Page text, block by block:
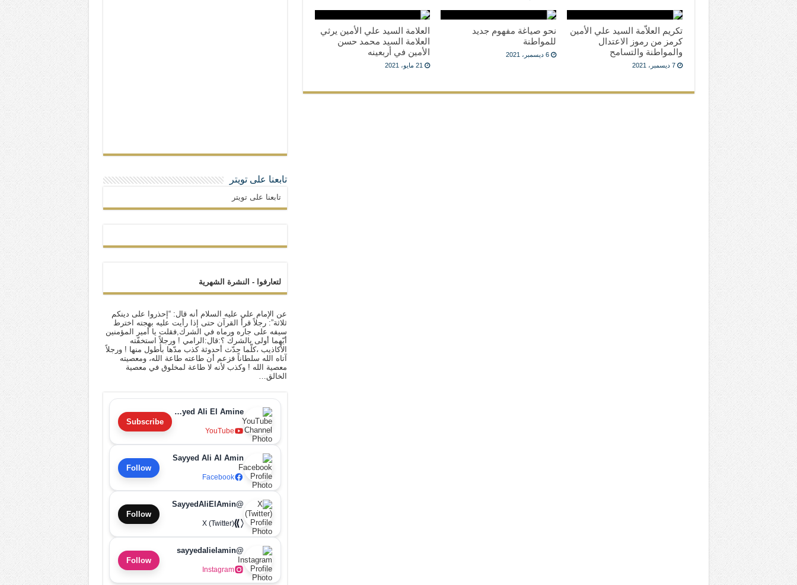
تكريم العلاّمة السيد علي الأمين
كرمز من رموز الاعتدال
والمواطنة والتسامح
7 ديسمبر، 2021
نحو صياغة مفهوم جديد
للمواطنة
6 ديسمبر، 2021
العلامة السيد علي الأمين يرثي
العلامة السيد محمد حسن
الأمين في أربعينه
21 مايو، 2021
تابعنا على تويتر
تابعنا على تويتر
لتعارفوا - النشرة الشهرية
عن الإمام علي عليه السلام أنه قال: “إحذروا على دينكم
ثلاثة”: رجلاً قرأ القرآن حتى إذا رأيت عليه بهجته اخترط
سيفه على جاره ورماه في الشرك,فقلت يا أمير المؤمنين
أيّهما أولى بالشرك ؟:قال:الرامي ! ورجلاً استخفّته
الأكاذيب ،كلّما حدّث أحدوثة كذب مدّها بأطول منها ! ورجلاً
آتاه الله سلطاناً فزعم أن طاعته طاعة الله، ومعصيته
معصية الله ! وكذب لأنه لا طاعة لمخلوق في معصية
الخالق…
Sayyed Ali El Amine
YouTube
Subscribe
Sayyed Ali Al Amin
Facebook
Follow
@SayyedAliElAmin
X (Twitter)
Follow
@sayyedalielamin
Instagram
Follow